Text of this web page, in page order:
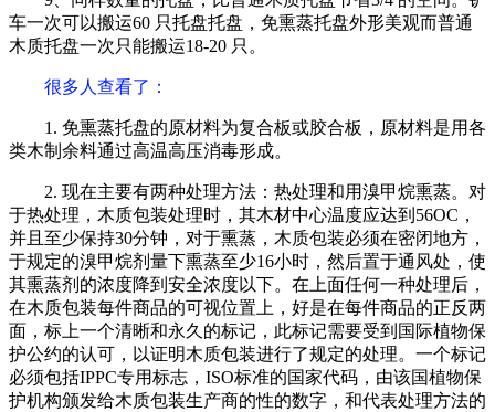
车一次可以搬运60 只托盘托盘，免熏蒸托盘外形美观而普通
木质托盘一次只能搬运18-20 只。
很多人查看了 ：
1. 免熏蒸托盘的原材料为复合板或胶合板，原材料是用各
类木制余料通过高温高压消毒形成。
2. 现在主要有两种处理方法：热处理和用溴甲烷熏蒸。对
于热处理，木质包装处理时，其木材中心温度应达到56OC，
并且至少保持30分钟，对于熏蒸，木质包装必须在密闭地方，
于规定的溴甲烷剂量下熏蒸至少16小时，然后置于通风处，使
其熏蒸剂的浓度降到安全浓度以下。在上面任何一种处理后，
在木质包装每件商品的可视位置上，好是在每件商品的正反两
面，标上一个清晰和永久的标记，此标记需要受到国际植物保
护公约的认可，以证明木质包装进行了规定的处理。一个标记
必须包括IPPC专用标志，ISO标准的国家代码，由该国植物保
护机构颁发给木质包装生产商的性的数字，和代表处理方法的